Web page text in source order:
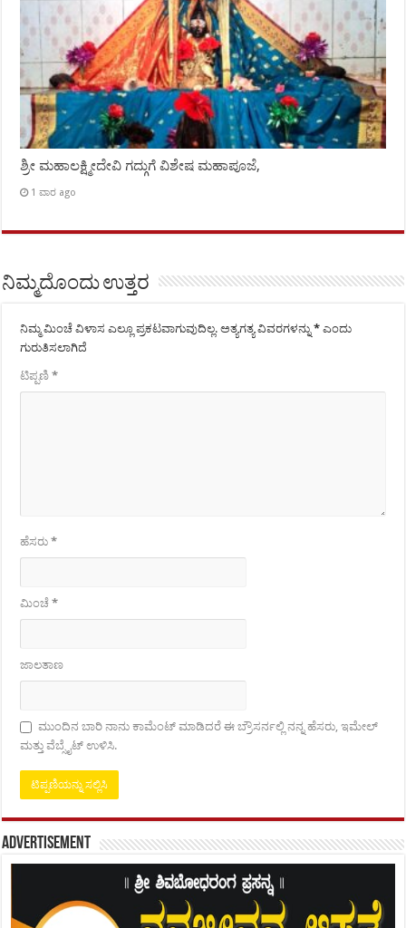
ಶ್ರೀ ಮಹಾಲಕ್ಷ್ಮೀದೇವಿ ಗದ್ಗುಗೆ ವಿಶೇಷ ಮಹಾಪೂಜೆ,
1 ವಾರ ago
ನಿಮ್ಮದೊಂದು ಉತ್ತರ
ನಿಮ್ಮ ಮಿಂಚೆ ವಿಳಾಸ ಎಲ್ಲೂ ಪ್ರಕಟವಾಗುವುದಿಲ್ಲ. ಅತ್ಯಗತ್ಯ ವಿವರಗಳನ್ನು* ಎಂದು
ಗುರುತಿಸಲಾಗಿದೆ
ಟಿಪ್ಪಣಿ*
ಹೆಸರು*
ಮಿಂಚೆ*
ಜಾಲತಾಣ
ಮುಂದಿನ ಬಾರಿ ನಾನು ಕಾಮೆಂಟ್ ಮಾಡಿದರೆ ಈ ಬ್ರೌಸರ್ನಲ್ಲಿ ನನ್ನ ಹೆಸರು, ಇಮೇಲ್
ಮತ್ತು ವೆಬ್ಸೈಟ್ ಉಳಿಸಿ.
Advertisement